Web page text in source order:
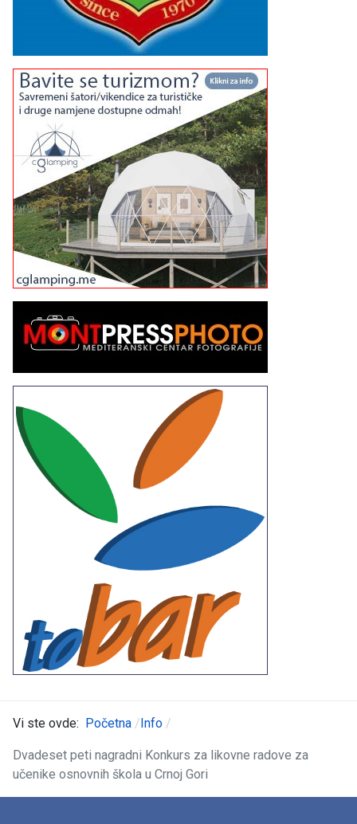
Vi ste ovde: Početna Info
Dvadeset peti nagradni Konkurs za likovne radove za
učenike osnovnih škola u Crnoj Gori